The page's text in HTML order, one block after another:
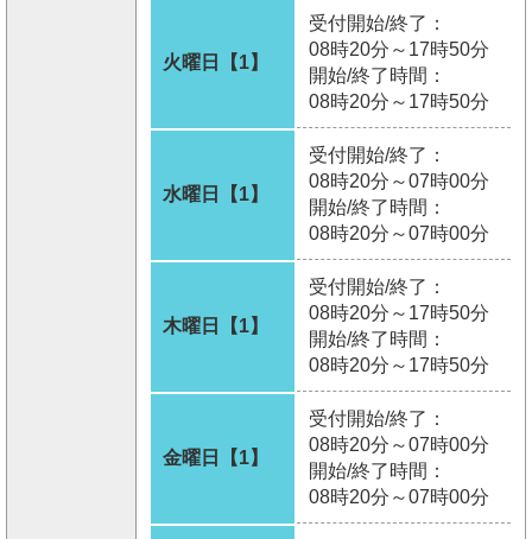
火曜日【1】
受付開始/終了：
08時20分～17時50分
開始/終了時間：
08時20分～17時50分
水曜日【1】
受付開始/終了：
08時20分～07時00分
開始/終了時間：
08時20分～07時00分
木曜日【1】
受付開始/終了：
08時20分～17時50分
開始/終了時間：
08時20分～17時50分
金曜日【1】
受付開始/終了：
08時20分～07時00分
開始/終了時間：
08時20分～07時00分